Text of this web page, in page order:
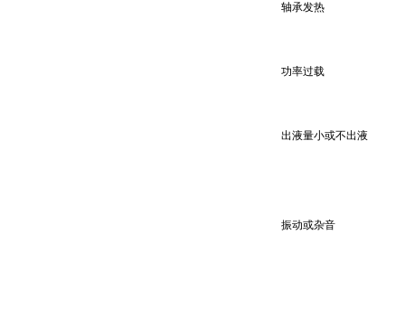
轴承发热
功率过载
出液量小或不出液
振动或杂音